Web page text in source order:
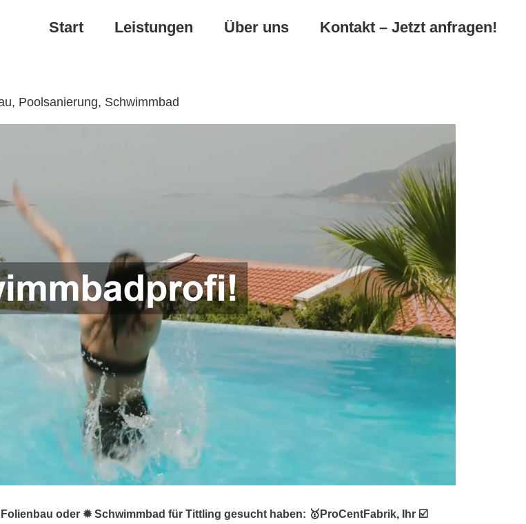
Start Leistungen Über uns Kontakt – Jetzt anfragen!
Poolsanierung, Schwimmbad
oder ✹ Schwimmbad für Tittling gesucht haben: 🥇ProCentFabrik, Ihr ☑️